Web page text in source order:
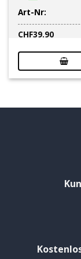
Art-Nr:
CHF39.90